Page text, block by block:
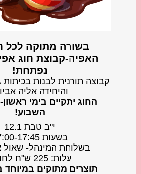
בשורה מתוקה לכל
האפיה-קבוצת חוג
נפתחת!
קבוצה תורנית לבנות
והיחידה אליה
ה️חוג יתקיים בימי
השבוע!
י"ב טבת 12.1
בשעות 17:00-17:45
בשלוחת המינהל- שאול
עלות: 225 ש"ח לחודש
️תוצרים מתוקים במיוחד